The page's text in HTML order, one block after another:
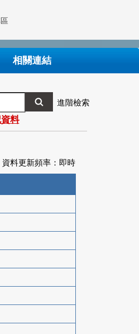
相關連結
進階檢索
料
資料更新頻率：即時